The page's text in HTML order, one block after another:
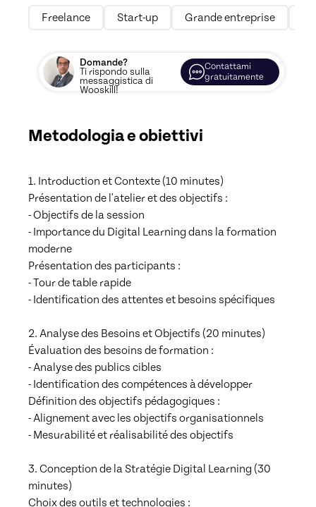
Freelance Start-up Grande entreprise
Domande?
Ti rispondo sulla
messaggistica di
Wooskill!
Contattami
gratuitamente
Metodologia e obiettivi
1. Introduction et Contexte (10 minutes)
Présentation de l'atelier et des objectifs :
- Objectifs de la session
- Importance du Digital Learning dans la formation
moderne
Présentation des participants :
- Tour de table rapide
- Identification des attentes et besoins spécifiques
2. Analyse des Besoins et Objectifs (20 minutes)
Évaluation des besoins de formation :
- Analyse des publics cibles
- Identification des compétences à développer
Définition des objectifs pédagogiques :
- Alignement avec les objectifs organisationnels
- Mesurabilité et réalisabilité des objectifs
3. Conception de la Stratégie Digital Learning (30
minutes)
Choix des outils et technologies :